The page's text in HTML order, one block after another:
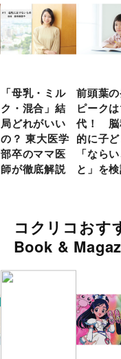
「母乳・ミル
ク・混合」結
局どれがいい
の？ 東大医学
部卒のママ医
師が徹底解説
前頭葉
ピーク
代！ 脳
的に子
「なら
と」を
コクリコおす
Book &